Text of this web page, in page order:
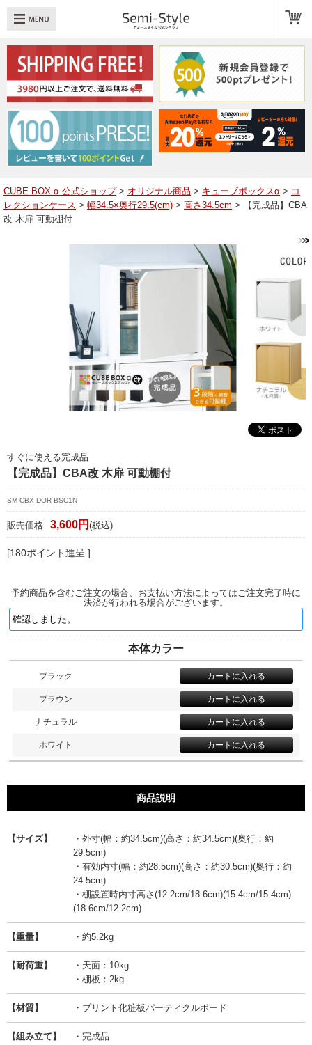
：透明扉 引き出し LED
へ戻る
品一覧
ューブボックスαレイアウト例
イページ/会員登録
定商取引法に基づく表記
CUBE BOX α 公式ショップ> オリジナル商品 > キューブボックスα > コ
レクションケース > 幅34.5×奥行29.5(cm) > 高さ34.5cm > 【完成品】CBA
改 木扉 可動棚付
すぐに使える完成品
【完成品】CBA改 木扉 可動棚付
SM-CBX-DOR-BSC1N
販売価格 3,600円 (税込)
[180ポイント進呈 ]
予約商品を含むご注文の場合、お支払い方法によってはご注文完了時に
決済が行われる場合がございます。
本体カラー
ブラック
ブラウン
ナチュラル
ホワイト
商品説明
【サイズ】
・外寸(幅：約34.5cm)(高さ：約34.5cm)(奥行：約
29.5cm)
・有効内寸(幅：約28.5cm)(高さ：約30.5cm)(奥行：約
24.5cm)
・棚設置時内寸高さ(12.2cm/18.6cm)(15.4cm/15.4cm)
(18.6cm/12.2cm)
【重量】 ・約5.2kg
【耐荷重】
・天面：10kg
・棚板：2kg
【材質】 ・プリント化粧板パーティクルボード
【組み立て】 ・完成品